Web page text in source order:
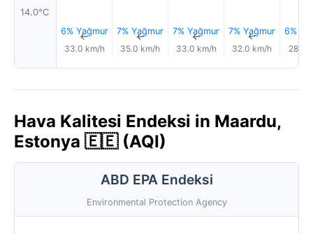
14.0°C
6% Yağmur
↑
33.0 km/h
7% Yağmur
↑
35.0 km/h
7% Yağmur
↑
33.0 km/h
7% Yağmur
↑
32.0 km/h
6%
28.0
Hava Kalitesi Endeksi in Maardu,
Estonya 🇪🇪 (AQI)
ABD EPA Endeksi
Environmental Protection Agency